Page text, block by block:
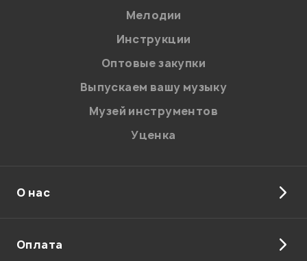
на обработку персональных данных в
Политикой в отношении обработки
персональных данных.
Введите проверочное число:
Отправить
Мелодии
Инструкции
Оптовые закупки
Выпускаем вашу музыку
Музей инструментов
Уценка
О нас
Оплата